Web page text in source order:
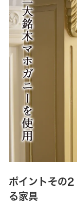
ポイントその2
る家具